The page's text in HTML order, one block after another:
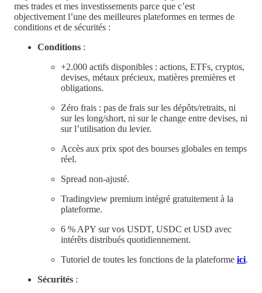
mes trades et mes investissements parce que c’est
objectivement l’une des meilleures plateformes en termes de
conditions et de sécurités :
Conditions :
+2.000 actifs disponibles : actions, ETFs, cryptos,
devises, métaux précieux, matières premières et
obligations.
Zéro frais : pas de frais sur les dépôts/retraits, ni
sur les long/short, ni sur le change entre devises, ni
sur l’utilisation du levier.
Accès aux prix spot des bourses globales en temps
réel.
Spread non-ajusté.
Tradingview premium intégré gratuitement à la
plateforme.
6 % APY sur vos USDT, USDC et USD avec
intérêts distribués quotidiennement.
Tutoriel de toutes les fonctions de la plateforme ici.
Sécurités :